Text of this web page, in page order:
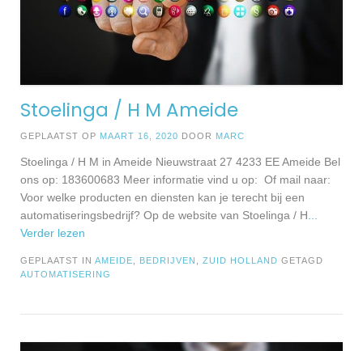
Stoelinga / H M Ameide
GEPLAATST OP MAART 16, 2020 DOOR MARC
Stoelinga / H M in Ameide Nieuwstraat 27 4233 EE Ameide Bel
ons op: 183600683 Meer informatie vind u op: Of mail naar:
Voor welke producten en diensten kan je terecht bij een
automatiseringsbedrijf? Op de website van Stoelinga / H
Verder lezen
GEPLAATST IN AMEIDE BEDRIJVEN ZUID HOLLAND GETAGD
AUTOMATISERING